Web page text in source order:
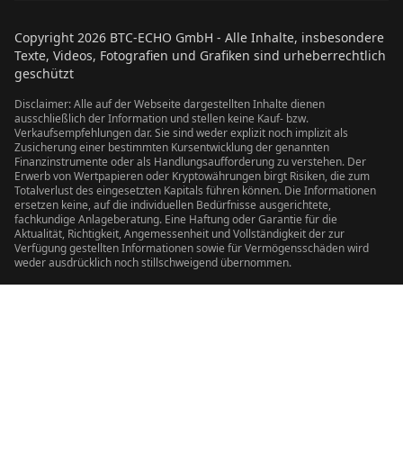
Copyright 2026 BTC-ECHO GmbH - Alle Inhalte, insbesondere
Texte, Videos, Fotografien und Grafiken sind urheberrechtlich
geschützt
Disclaimer: Alle auf der Webseite dargestellten Inhalte dienen
ausschließlich der Information und stellen keine Kauf- bzw.
Verkaufsempfehlungen dar. Sie sind weder explizit noch implizit als
Zusicherung einer bestimmten Kursentwicklung der genannten
Finanzinstrumente oder als Handlungsaufforderung zu verstehen. Der
Erwerb von Wertpapieren oder Kryptowährungen birgt Risiken, die zum
Totalverlust des eingesetzten Kapitals führen können. Die Informationen
ersetzen keine, auf die individuellen Bedürfnisse ausgerichtete,
fachkundige Anlageberatung. Eine Haftung oder Garantie für die
Aktualität, Richtigkeit, Angemessenheit und Vollständigkeit der zur
Verfügung gestellten Informationen sowie für Vermögensschäden wird
weder ausdrücklich noch stillschweigend übernommen.